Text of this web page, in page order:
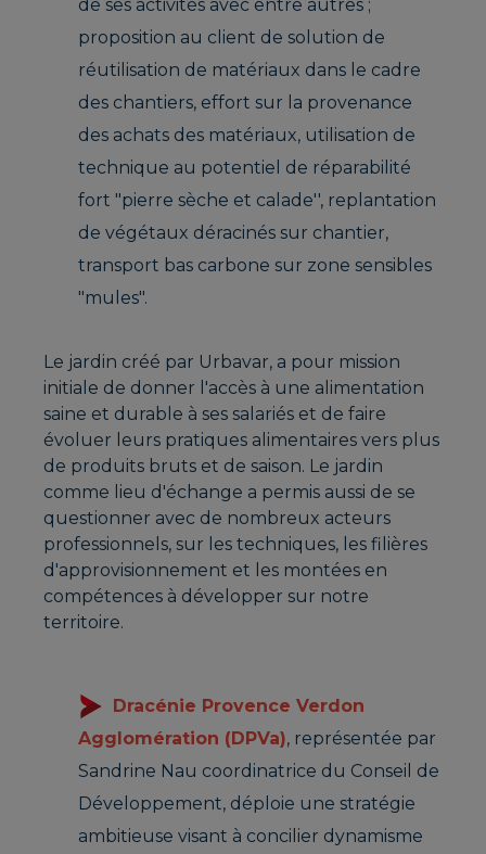
de ses activités avec entre autres ;
proposition au client de solution de
réutilisation de matériaux dans le cadre
des chantiers, effort sur la provenance
des achats des matériaux, utilisation de
technique au potentiel de réparabilité
fort "pierre sèche et calade'', replantation
de végétaux déracinés sur chantier,
transport bas carbone sur zone sensibles
"mules".
Le jardin créé par Urbavar, a pour mission
initiale de donner l'accès à une alimentation
saine et durable à ses salariés et de faire
évoluer leurs pratiques alimentaires vers plus
de produits bruts et de saison. Le jardin
comme lieu d'échange a permis aussi de se
questionner avec de nombreux acteurs
professionnels, sur les techniques, les filières
d'approvisionnement et les montées en
compétences à développer sur notre
territoire.
Dracénie Provence Verdon
Agglomération (DPVa), représentée par
Sandrine Nau coordinatrice du Conseil de
Développement, déploie une stratégie
ambitieuse visant à concilier dynamisme